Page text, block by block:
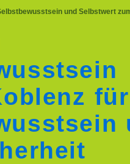
und Selbstwert